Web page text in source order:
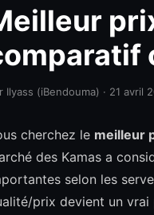
Ilyass (iBendouma) · 21 avril
cherchez le meilleur
des Kamas a
selon les
prix devient un